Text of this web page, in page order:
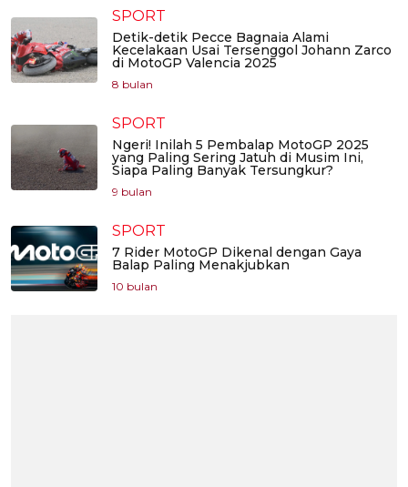
SPORT
Detik-detik Pecce Bagnaia Alami
Kecelakaan Usai Tersenggol Johann Zarco
di MotoGP Valencia 2025
8 bulan
SPORT
Ngeri! Inilah 5 Pembalap MotoGP 2025
yang Paling Sering Jatuh di Musim Ini,
Siapa Paling Banyak Tersungkur?
9 bulan
SPORT
7 Rider MotoGP Dikenal dengan Gaya
Balap Paling Menakjubkan
10 bulan